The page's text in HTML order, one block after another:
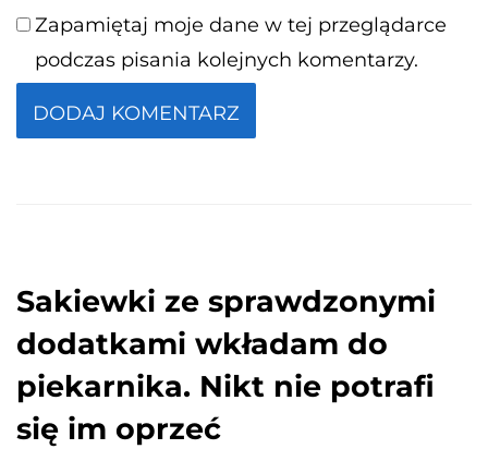
Zapamiętaj moje dane w tej przeglądarce
podczas pisania kolejnych komentarzy.
Sakiewki ze sprawdzonymi
dodatkami wkładam do
piekarnika. Nikt nie potrafi
się im oprzeć